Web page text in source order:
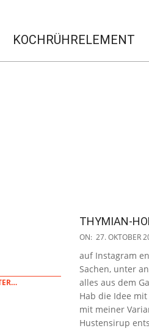
KOCHRÜHRELEMENT
THYMIAN-
2018-
27
ON: 27. OKTOBER
auf Instagram
Sachen, unter
alles aus dem
Hab die Idee
mit meiner
Hustensirup